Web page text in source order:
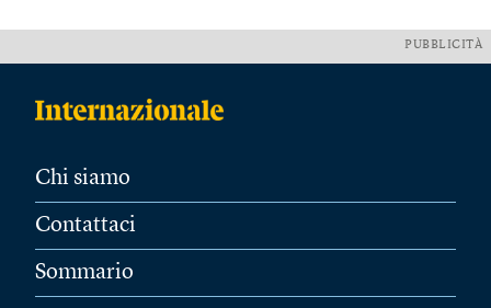
PUBBLICITÀ
Chi siamo
Contattaci
Sommario